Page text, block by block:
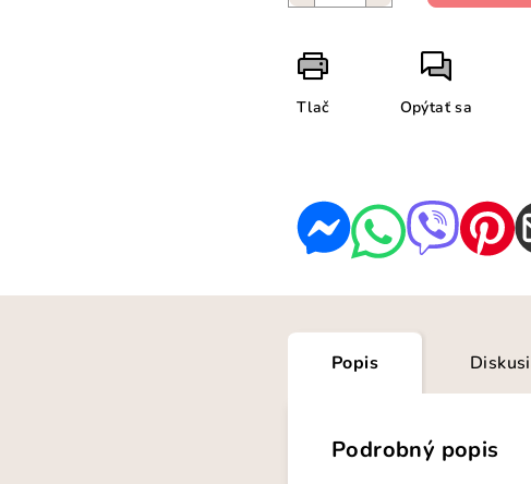
Tlač Opýtať sa
Popis
Podrobný popis